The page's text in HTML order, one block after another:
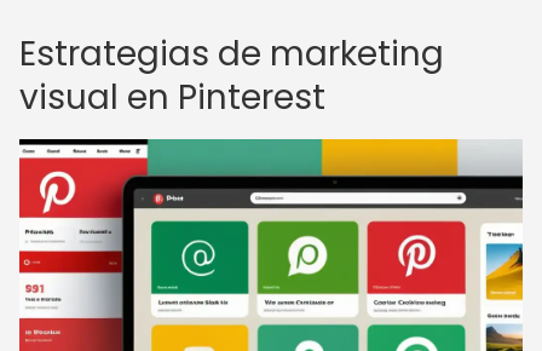
Estrategias de marketing
visual en Pinterest